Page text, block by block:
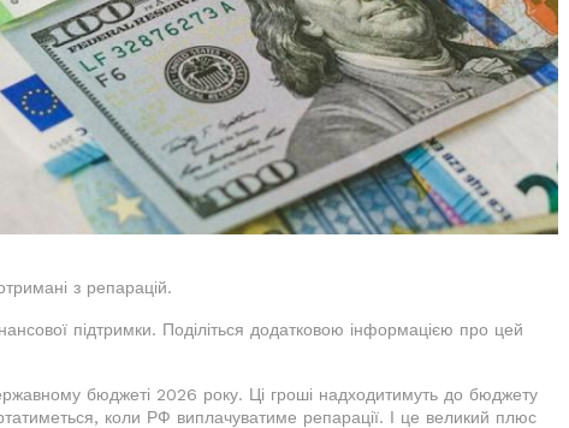
з репарацій.
підтримки. Поділіться додатковою інформацією про цей
бюджеті 2026 року. Ці гроші надходитимуть до бюджету
коли РФ виплачуватиме репарації. І це великий плюс